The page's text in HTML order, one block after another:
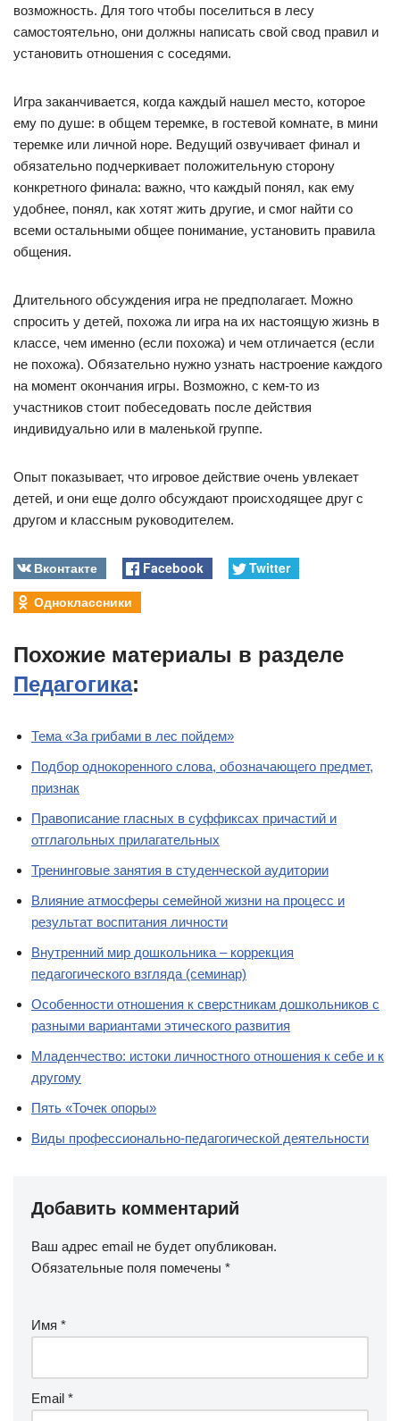
возможность. Для того чтобы поселиться в лесу
самостоятельно, они должны написать свой свод правил и
установить отношения с соседями.
Игра заканчивается, когда каждый нашел место, которое
ему по душе: в общем теремке, в гостевой комнате, в мини
теремке или личной норе. Ведущий озвучивает финал и
обязательно подчеркивает положительную сторону
конкретного финала: важно, что каждый понял, как ему
удобнее, понял, как хотят жить другие, и смог найти со
всеми остальными общее понимание, установить правила
общения.
Длительного обсуждения игра не предполагает. Можно
спросить у детей, похожа ли игра на их настоящую жизнь в
классе, чем именно (если похожа) и чем отличается (если
не похожа). Обязательно нужно узнать настроение каждого
на момент окончания игры. Возможно, с кем-то из
участников стоит побеседовать после действия
индивидуально или в маленькой группе.
Опыт показывает, что игровое действие очень увлекает
детей, и они еще долго обсуждают происходящее друг с
другом и классным руководителем.
Вконтакте Facebook
Twitter
Одноклассники
Похожие материалы в разделе
Педагогика:
Тема «За грибами в лес пойдем»
Подбор однокоренного слова, обозначающего предмет,
признак
Правописание гласных в суффиксах причастий и
отглагольных прилагательных
Тренинговые занятия в студенческой аудитории
Влияние атмосферы семейной жизни на процесс и
результат воспитания личности
Внутренний мир дошкольника – коррекция
педагогического взгляда (семинар)
Особенности отношения к сверстникам дошкольников с
разными вариантами этического развития
Младенчество: истоки личностного отношения к себе и к
другому
Пять «Точек опоры»
Виды профессионально-педагогической деятельности
Добавить комментарий
Ваш адрес email не будет опубликован.
Обязательные поля помечены *
Имя *
Email *